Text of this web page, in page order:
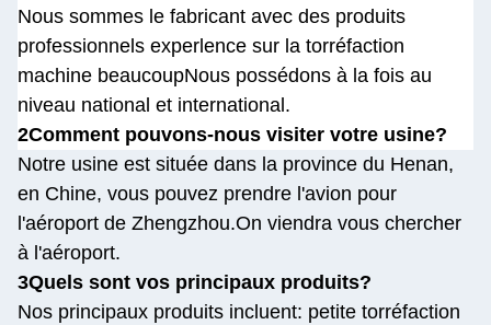
Nous sommes le fabricant avec des produits
professionnels experlence sur la torréfaction
machine beaucoupNous possédons à la fois au
niveau national et international.
2Comment pouvons-nous visiter votre usine?
Notre usine est située dans la province du Henan,
en Chine, vous pouvez prendre l'avion pour
l'aéroport de Zhengzhou.On viendra vous chercher
à l'aéroport.
3Quels sont vos principaux produits?
Nos principaux produits incluent: petite torréfaction